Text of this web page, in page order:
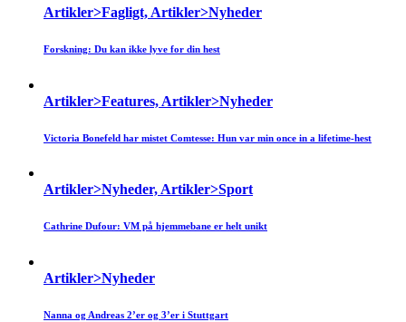
Artikler>Fagligt, Artikler>Nyheder
Forskning: Du kan ikke lyve for din hest
Artikler>Features, Artikler>Nyheder
Victoria Bonefeld har mistet Comtesse: Hun var min once in a lifetime-hest
Artikler>Nyheder, Artikler>Sport
Cathrine Dufour: VM på hjemmebane er helt unikt
Artikler>Nyheder
Nanna og Andreas 2’er og 3’er i Stuttgart